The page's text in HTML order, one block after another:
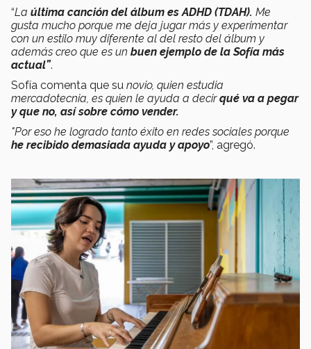
“La última canción del álbum es ADHD (TDAH). Me
gusta mucho porque me deja jugar más y experimentar
con un estilo muy diferente al del resto del álbum y
además creo que es un buen ejemplo de la Sofía más
actual”.
Sofía comenta que su novio, quien estudia
mercadotecnia, es quien le ayuda a decirqué va a pegar
y que no, así sobre cómo vender.
"Por eso he logrado tanto éxito en redes sociales porque
he recibido demasiada ayuda y apoyo”, agregó.